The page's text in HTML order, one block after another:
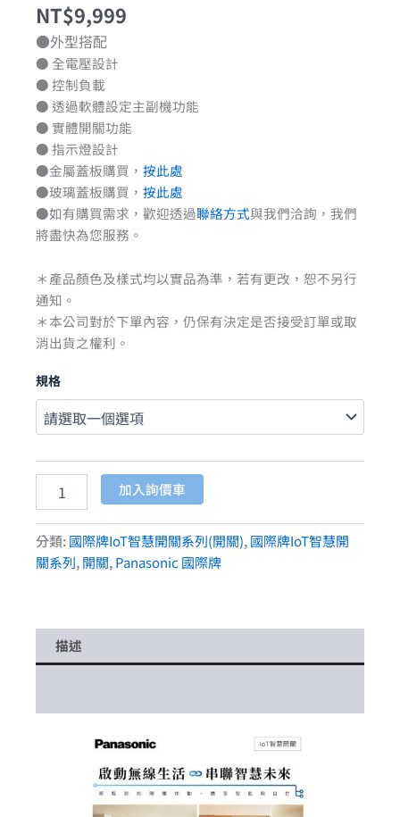
NT$9,999
●外型搭配
● 全電壓設計
● 控制負載
● 透過軟體設定主副機功能
● 實體開關功能
● 指示燈設計
●金屬蓋板購買， 按此處
●玻璃蓋板購買， 按此處
●如有購買需求，歡迎透過聯絡方式與我們洽詢，我們
將盡快為您服務。
＊產品顏色及樣式均以實品為準，若有更改，恕不另行
通知。
＊本公司對於下單內容，仍保有決定是否接受訂單或取
消出貨之權利。
規格
加入詢價車
分類:國際牌IoT智慧開關系列(開關),國際牌IoT智慧開
關系列,開關,Panasonic 國際牌
描述